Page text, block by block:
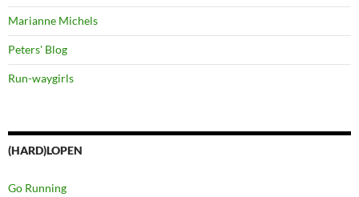
Marianne Michels
Peters' Blog
Run-waygirls
(HARD)LOPEN
Go Running